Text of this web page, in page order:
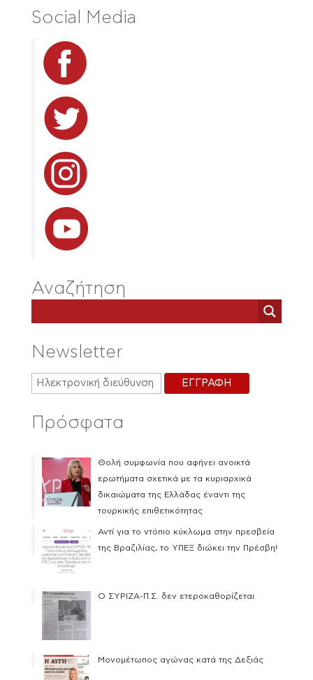
Social Media
Αναζήτηση
Newsletter
Πρόσφατα
Θολή συμφωνία που αφήνει ανοικτά
ερωτήματα σχετικά με τα κυριαρχικά
δικαιώματα της Ελλάδας έναντι της
τουρκικής επιθετικότητας
Αντί για το ντόπιο κύκλωμα στην πρεσβεία
της Βραζιλίας, το ΥΠΕΞ διώκει την Πρέσβη!
Ο ΣΥΡΙΖΑ-Π.Σ. δεν ετεροκαθορίζεται
Μονομέτωπος αγώνας κατά της Δεξιάς